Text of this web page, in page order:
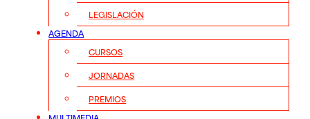
LEGISLACIÓN
AGENDA
CURSOS
JORNADAS
PREMIOS